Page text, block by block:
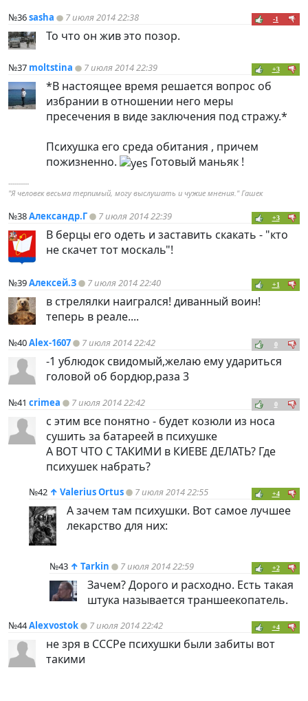
№36sasha 7 июля 2014 22:38 -1
То что он жив это позор.
№37 moltstina 7 июля 2014 22:39 +3
*В настоящее время решается вопрос об
избрании в отношении него меры
пресечения в виде заключения под стражу.*
Психушка его среда обитания , причем
пожизненно.
Готовый маньяк !
----------
"Я человек весьма терпимый, могу выслушать и чужие мнения." Гашек
№38Александр.Г 7 июля 2014 22:39 +3
В берцы его одеть и заставить скакать - "кто
не скачет тот москаль"!
№39Алексей.З 7 июля 2014 22:40 +1
в стрелялки наигрался! диванный воин!
теперь в реале....
№40Alex-1607 7 июля 2014 22:42 0
-1 ублюдок свидомый,желаю ему удариться
головой об бордюр,раза 3
№41 crimea 7 июля 2014 22:42 0
с этим все понятно - будет козюли из носа
сушить за батареей в психушке
А ВОТ ЧТО С ТАКИМИ в КИЕВЕ ДЕЛАТЬ? Где
психушек набрать?
№42 ↑ Valerius Ortus 7 июля 2014 22:55 +4
А зачем там психушки. Вот самое лучшее
лекарство для них:
№43 ↑ Tarkin 7 июля 2014 22:59 +2
Зачем? Дорого и расходно. Есть такая
штука называется траншеекопатель.
№44Alexvostok 7 июля 2014 22:42 +4
не зря в СССРе психушки были забиты вот
такими